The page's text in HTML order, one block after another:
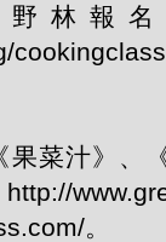
林報
菜汁》、
。